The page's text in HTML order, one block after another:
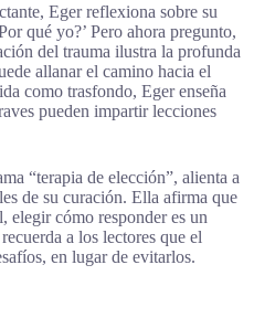
Eger reflexiona sobre su
qué yo?’ Pero ahora pregunto,
del trauma ilustra la profunda
allanar el camino hacia el
como trasfondo, Eger enseña
pueden impartir lecciones
“terapia de elección”, alienta a
de su curación. Ella afirma que
elegir cómo responder es un
a los lectores que el
en lugar de evitarlos.